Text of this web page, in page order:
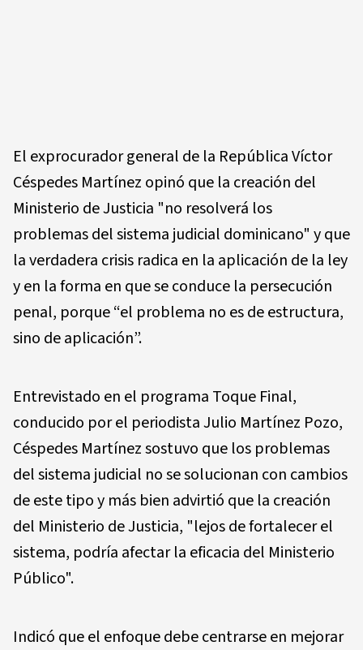
El exprocurador general de la República Víctor
Céspedes Martínez opinó que la creación del
Ministerio de Justicia "no resolverá los
problemas del sistema judicial dominicano" y que
la verdadera crisis radica en la aplicación de la ley
y en la forma en que se conduce la persecución
penal, porque “el problema no es de estructura,
sino de aplicación”.
Entrevistado en el programa Toque Final,
conducido por el periodista Julio Martínez Pozo,
Céspedes Martínez sostuvo que los problemas
del sistema judicial no se solucionan con cambios
de este tipo y más bien advirtió que la creación
del Ministerio de Justicia, "lejos de fortalecer el
sistema, podría afectar la eficacia del Ministerio
Público".
Indicó que el enfoque debe centrarse en mejorar